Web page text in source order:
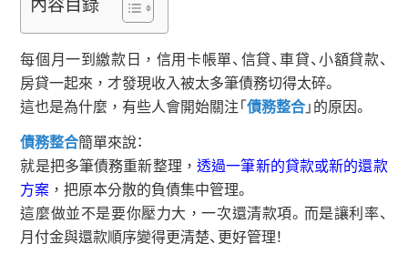
內容目錄
每個月一到繳款日，信用卡帳單、信貸、車貸、小額貸款、
房貸一起來，才發現收入被太多筆債務切得太碎。
這也是為什麼，有些人會開始關注「債務整合 」的原因。
債務整合簡單來說：
就是把多筆債務重新整理， 透過一筆新的貸款或新的還款
方案 ，把原本分散的負債集中管理。
這麼做並不是要你壓力大，一次還清款項。而是讓利率、
月付金與還款順序變得更清楚、更好管理！